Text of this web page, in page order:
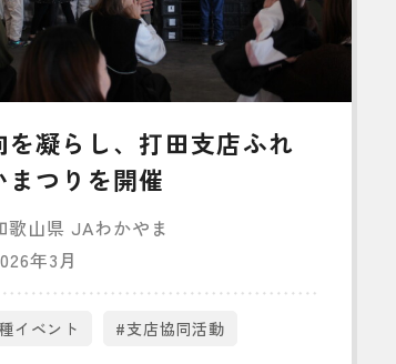
を凝らし、打田支店ふれ
まつりを開催
歌山県 JAわかやま
年3月
イベント #支店協同活動